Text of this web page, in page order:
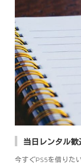
当日レンタル
今すぐPS5を借りた